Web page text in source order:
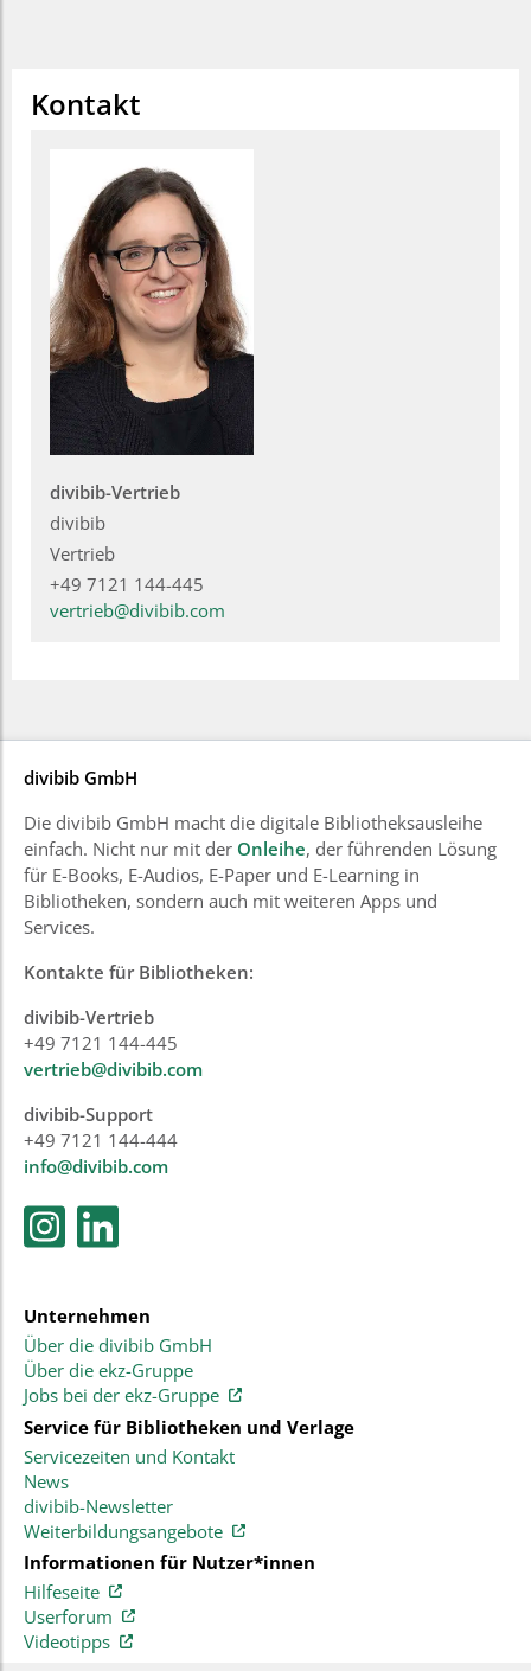
Kontakt
divibib-Vertrieb
divibib
Vertrieb
+49 7121 144-445
vertrieb@divibib.com
divibib GmbH
Die divibib GmbH macht die digitale Bibliotheksausleihe
einfach. Nicht nur mit der Onleihe, der führenden Lösung
für E-Books, E-Audios, E-Paper und E-Learning in
Bibliotheken, sondern auch mit weiteren Apps und
Services.
Kontakte für Bibliotheken:
divibib-Vertrieb
+49 7121 144-445
vertrieb@divibib.com
divibib-Support
+49 7121 144-444
info@divibib.com
Unternehmen
Über die divibib GmbH
Über die ekz-Gruppe
Jobs bei der ekz-Gruppe
Service für Bibliotheken und Verlage
Servicezeiten und Kontakt
News
divibib-Newsletter
Weiterbildungsangebote
Informationen für Nutzer*innen
Hilfeseite
Userforum
Videotipps